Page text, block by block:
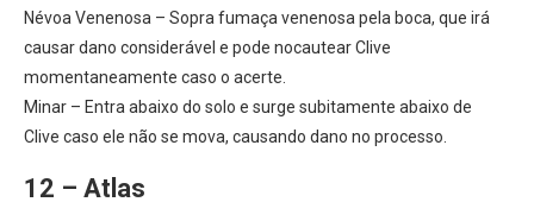
Névoa Venenosa – Sopra fumaça venenosa pela boca, que irá
causar dano considerável e pode nocautear Clive
momentaneamente caso o acerte.
Minar – Entra abaixo do solo e surge subitamente abaixo de
Clive caso ele não se mova, causando dano no processo.
12 – Atlas